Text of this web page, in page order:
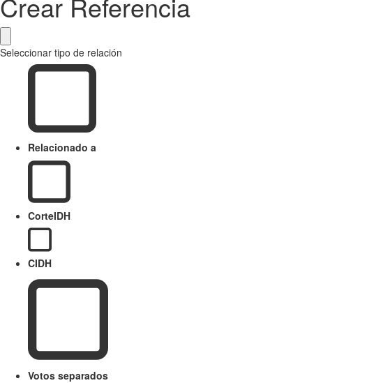
Seleccionar tipo de relación
Relacionado a
CorteIDH
CIDH
Votos separados